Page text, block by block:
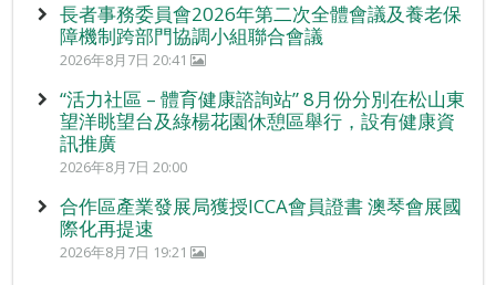
長者事務委員會2026年第二次全體會議及養老保
障機制跨部門協調小組聯合會議
2026年8月7日 20:41
“活力社區 – 體育健康諮詢站” 8月份分別在松山東
望洋眺望台及綠楊花園休憩區舉行，設有健康資
訊推廣
2026年8月7日 20:00
合作區產業發展局獲授ICCA會員證書 澳琴會展國
際化再提速
2026年8月7日 19:21